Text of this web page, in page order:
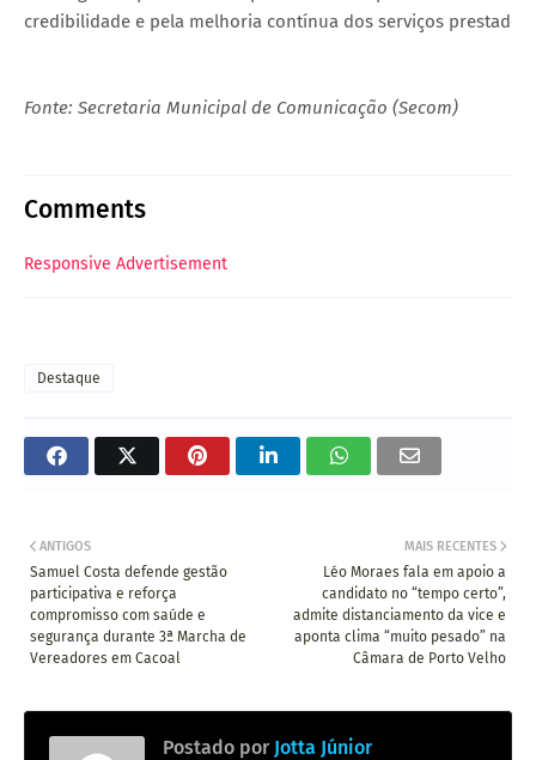
credibilidade e pela melhoria contínua dos serviços
Fonte: Secretaria Municipal de Comunicação (Secom)
Comments
Responsive Advertisement
Destaque
MAIS RECENTES
Léo Moraes fala em apoio a
candidato no “tempo certo”,
admite distanciamento da vice e
aponta clima “muito pesado” na
Câmara de Porto Velho
ANTIGOS
Samuel Costa defende gestão
participativa e reforça
compromisso com saúde e
segurança durante 3ª Marcha de
Vereadores em Cacoal
Postado por Jotta Júnior